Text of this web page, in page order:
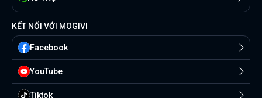
KẾT NỐI VỚI MOGIVI
Facebook
YouTube
Tiktok